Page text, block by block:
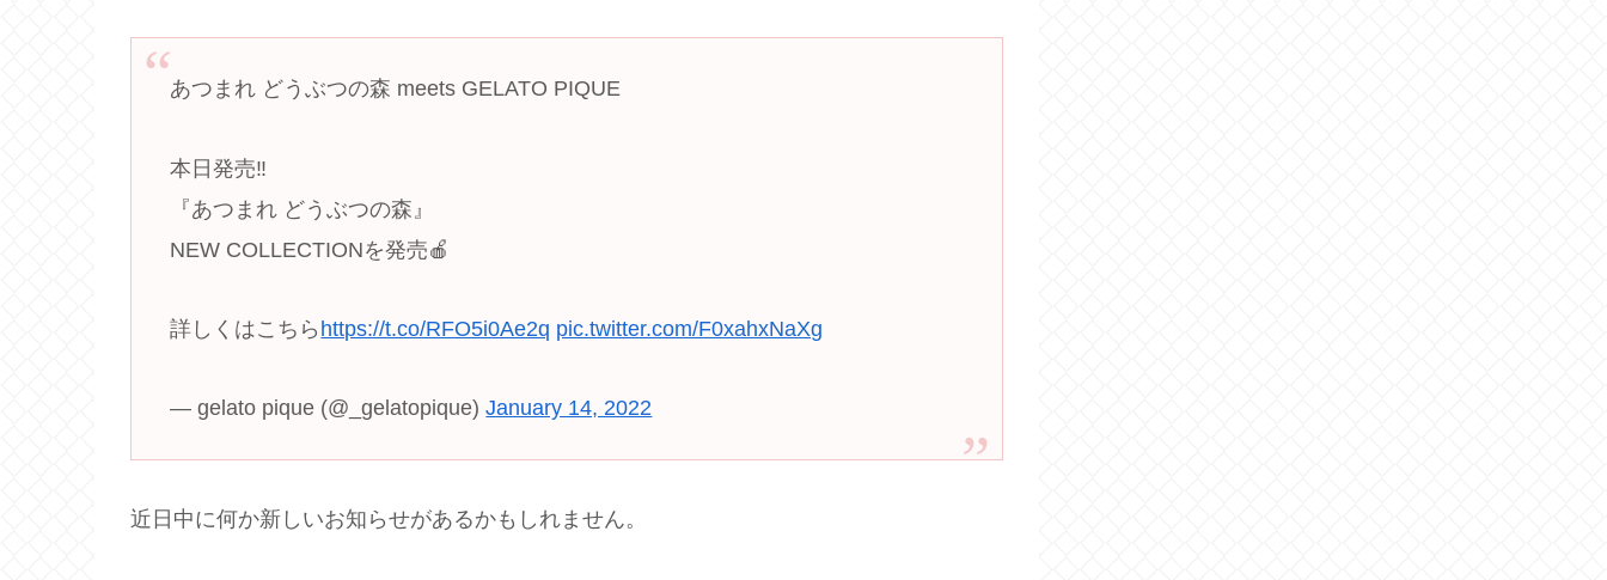
あつまれ どうぶつの森 meets GELATO PIQUE
本日発売‼️
『あつまれ どうぶつの森』
NEW COLLECTIONを発売🍎
詳しくはこちら https://t.co/RFO5i0Ae2q pic.twitter.com/F0xahxNaXg
— gelato pique (@_gelatopique)January 14, 2022
近日中に何か新しいお知らせがあるかもしれません。